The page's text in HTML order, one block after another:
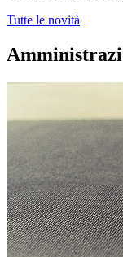
Tutte le novità